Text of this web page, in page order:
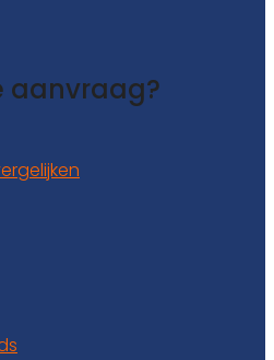
aanvraag?